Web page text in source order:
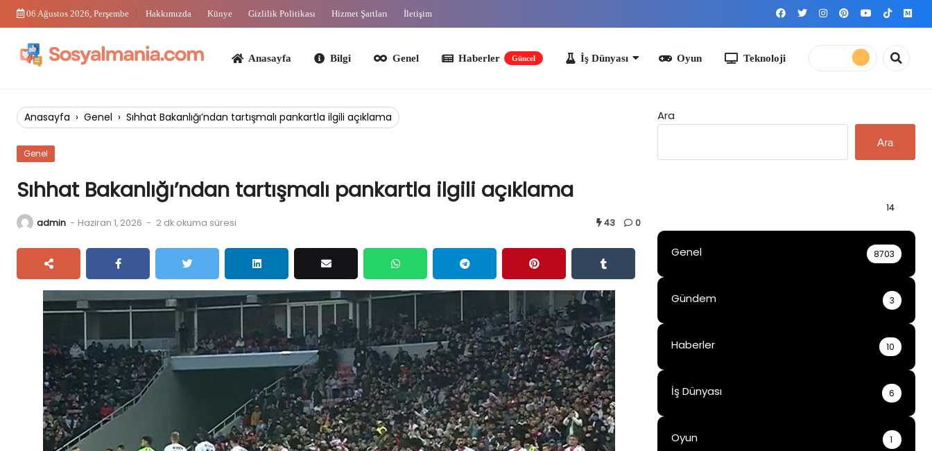
Skip
06 Ağustos 2026, Perşembe Hakkımızda Künye Gizlilik Politikası Hizmet Şartları İletişim
Anasayfa Bilgi Genel Haberler İş Dünyası Teknoloji
Anasayfa › Genel › Sıhhat Bakanlığı’ndan tartışmalı pankartla ilgili açıklama
Genel
Sıhhat Bakanlığı’ndan tartışmalı pankartla ilgili açıklama
admin - Haziran 1, 2026 - 2 dk okuma süresi 43 0
Ara
Ara
14
Genel 8703
Gündem 3
Haberler 10
İş Dünyası 6
Oyun 1